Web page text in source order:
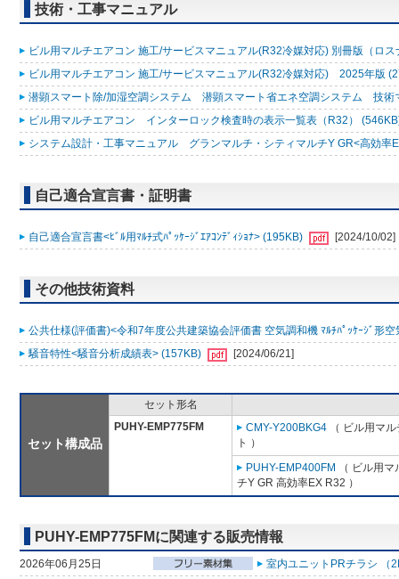
技術・工事マニュアル
ビル用マルチエアコン 施工/サービスマニュアル(R32冷媒対応) 別冊版（ロ
ビル用マルチエアコン 施工/サービスマニュアル(R32冷媒対応) 2025年版
潜顕スマート除/加湿空調システム 潜顕スマート省エネ空調システム 技
ビル用マルチエアコン インターロック検査時の表示一覧表（R32）
システム設計・工事マニュアル グランマルチ・シティマルチY GR<高効
自己適合宣言書・証明書
自己適合宣言書<ﾋﾞﾙ用ﾏﾙﾁ式ﾊﾟｯｹｰｼﾞｴｱｺﾝﾃﾞｨｼｮﾅ> (195KB) [2024/10/02]
その他技術資料
公共仕様(評価書)<令和7年度公共建築協会評価書 空気調和機 ﾏﾙﾁﾊﾟｯｹｰｼﾞ形
騒音特性<騒音分析成績表> (157KB)
[2024/06/21]
セット構成品
セット形名
PUHY-EMP775FM
CMY-Y200BKG4 （ ビル用マ
ト ）
PUHY-EMP400FM
（ ビル用
チY GR 高効率EX R32 ）
PUHY-EMP775FMに関連する販売情報
2026年06月25日
室内ユニットPRチラシ （